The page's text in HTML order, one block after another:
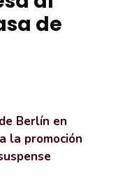
de
Berlín en
la promoción